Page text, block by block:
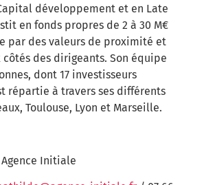
développement et en Late
en fonds propres de 2 à 30 M€
par des valeurs de proximité et
des dirigeants. Son équipe
dont 17 investisseurs
répartie à travers ses différents
Toulouse, Lyon et Marseille.
Agence Initiale